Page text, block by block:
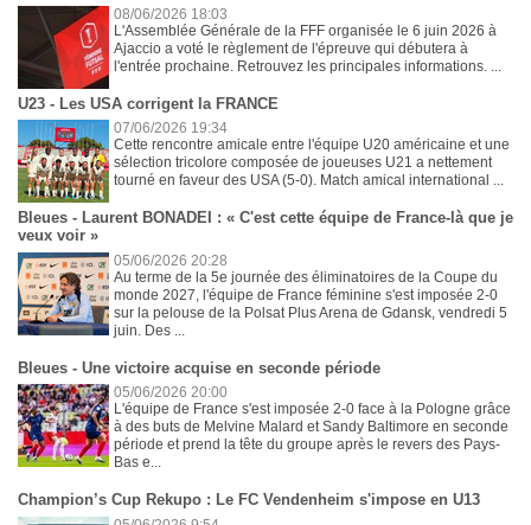
08/06/2026 18:03
L'Assemblée Générale de la FFF organisée le 6 juin 2026 à
Ajaccio a voté le règlement de l'épreuve qui débutera à
l'entrée prochaine. Retrouvez les principales informations. ...
U23 - Les USA corrigent la FRANCE
07/06/2026 19:34
Cette rencontre amicale entre l'équipe U20 américaine et une
sélection tricolore composée de joueuses U21 a nettement
tourné en faveur des USA (5-0). Match amical international ...
Bleues - Laurent BONADEI : « C'est cette équipe de France-là que je
veux voir »
05/06/2026 20:28
Au terme de la 5e journée des éliminatoires de la Coupe du
monde 2027, l'équipe de France féminine s'est imposée 2-0
sur la pelouse de la Polsat Plus Arena de Gdansk, vendredi 5
juin. Des ...
Bleues - Une victoire acquise en seconde période
05/06/2026 20:00
L'équipe de France s'est imposée 2-0 face à la Pologne grâce
à des buts de Melvine Malard et Sandy Baltimore en seconde
période et prend la tête du groupe après le revers des Pays-
Bas e...
Champion’s Cup Rekupo : Le FC Vendenheim s'impose en U13